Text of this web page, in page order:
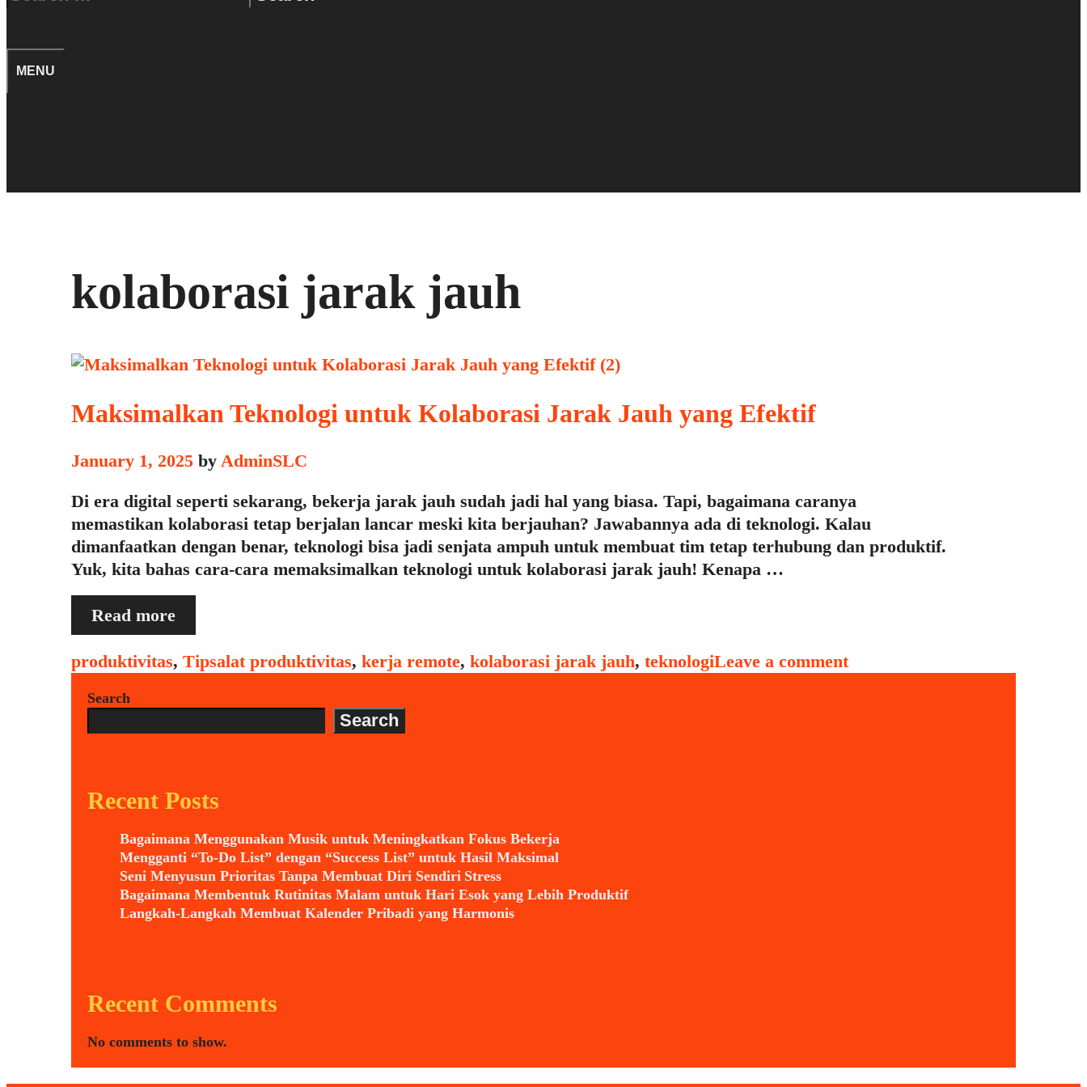
MENU
kolaborasi jarak jauh
Maksimalkan Teknologi untuk Kolaborasi Jarak Jauh yang Efektif
January 1, 2025 by AdminSLC
Di era digital seperti sekarang, bekerja jarak jauh sudah jadi hal yang biasa. Tapi, bagaimana caranya
memastikan kolaborasi tetap berjalan lancar meski kita berjauhan? Jawabannya ada di teknologi. Kalau
dimanfaatkan dengan benar, teknologi bisa jadi senjata ampuh untuk membuat tim tetap terhubung dan produktif.
Yuk, kita bahas cara-cara memaksimalkan teknologi untuk kolaborasi jarak jauh! Kenapa …
Read moreMaksimalkan
Teknologi
untuk
Jarak
Categories
produktivitas, TipsTags
alat produktivitas, kerja remote, kolaborasi jarak jauh, teknologiLeave a comment
Search
Search
Recent Posts
Bagaimana Menggunakan Musik untuk Meningkatkan Fokus Bekerja
Mengganti “To-Do List” dengan “Success List” untuk Hasil Maksimal
Seni Menyusun Prioritas Tanpa Membuat Diri Sendiri Stress
Bagaimana Membentuk Rutinitas Malam untuk Hari Esok yang Lebih Produktif
Langkah-Langkah Membuat Kalender Pribadi yang Harmonis
Recent Comments
No comments to show.